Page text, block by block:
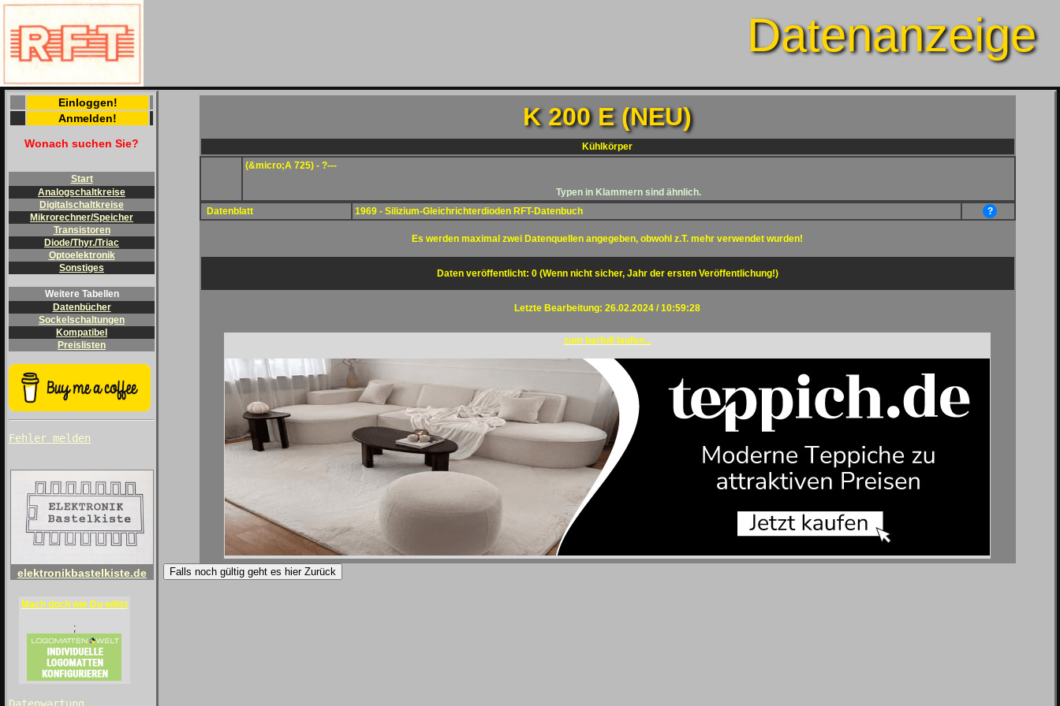
Datenanzeige
Einloggen!
Anmelden!
Wonach suchen Sie?
Start
Analogschaltkreise
Digitalschaltkreise
Mikrorechner/Speicher
Transistoren
Diode/Thyr./Triac
Optoelektronik
Sonstiges
Weitere Tabellen
Datenbücher
Sockelschaltungen
Kompatibel
Preislisten
Fehler melden
elektronikbastelkiste.de
Mach doch wie Du willst
;
K 200 E (NEU)
Kühlkörper
(&micro;A 725) - ?---
Typen in Klammern sind ähnlich.
Datenblatt
1969 - Silizium-Gleichrichterdioden RFT-Datenbuch ?
Es werden maximal zwei Datenquellen angegeben, obwohl z.T. mehr verwendet wurden!
Daten veröffentlicht: 0 (Wenn nicht sicher, Jahr der ersten Veröffentlichung!)
Letzte Bearbeitung: 26.02.2024 / 10:59:28
zum barfuß laufen...
Falls noch gültig geht es hier Zurück